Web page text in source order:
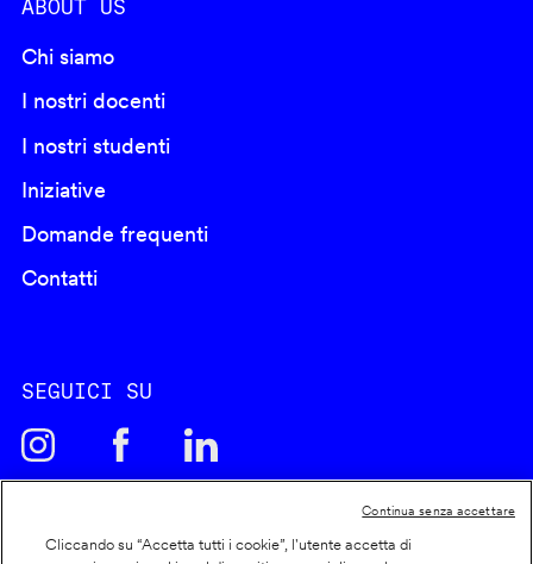
ABOUT US
Chi siamo
I nostri docenti
I nostri studenti
Iniziative
Domande frequenti
Contatti
SEGUICI SU
Cliccando su “Accetta tutti i cookie”, l'utente accetta di
Continua senza accettare